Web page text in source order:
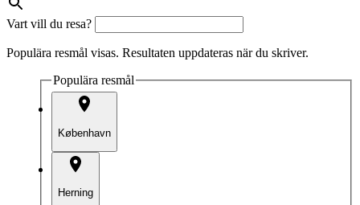
Vart vill du resa?
Populära resmål visas. Resultaten uppdateras när du skriver.
Populära resmål
København
Herning